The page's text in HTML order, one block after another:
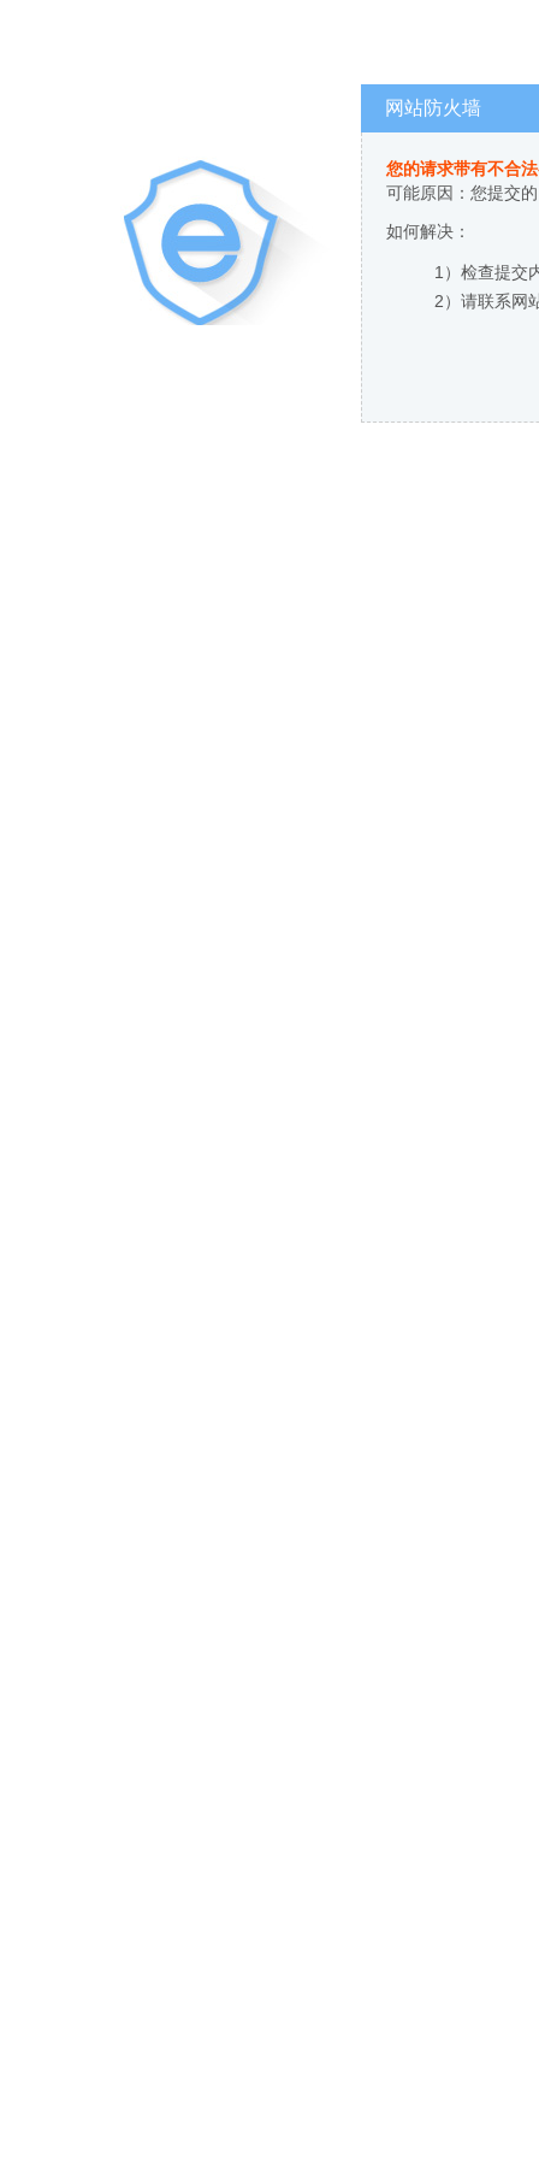
网站防火墙
您的请求带有不合
可能原因：您提交
如何解决：
1）检查提交
2）请联系网